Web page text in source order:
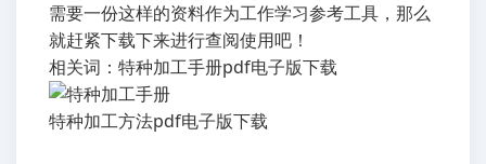
需要一份这样的资料作为工作学习参考工具，那么
就赶紧下载下来进行查阅使用吧！
相关词：特种加工手册pdf电子版下载
特种加工方法pdf电子版下载